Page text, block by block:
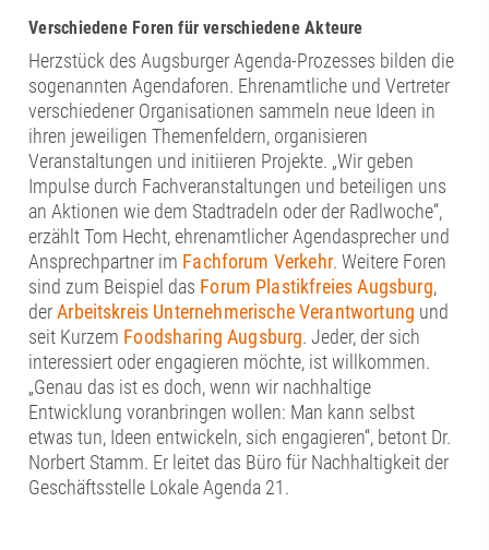
Verschiedene Foren für verschiedene Akteure
Herzstück des Augsburger Agenda-Prozesses bilden die
sogenannten Agendaforen. Ehrenamtliche und Vertreter
verschiedener Organisationen sammeln neue Ideen in
ihren jeweiligen Themenfeldern, organisieren
Veranstaltungen und initiieren Projekte. „Wir geben
Impulse durch Fachveranstaltungen und beteiligen uns
an Aktionen wie dem Stadtradeln oder der Radlwoche“,
erzählt Tom Hecht, ehrenamtlicher Agendasprecher und
Ansprechpartner im Fachforum Verkehr. Weitere Foren
sind zum Beispiel das Forum Plastikfreies Augsburg,
derArbeitskreis Unternehmerische Verantwortung und
seit Kurzem Foodsharing Augsburg. Jeder, der sich
interessiert oder engagieren möchte, ist willkommen.
„Genau das ist es doch, wenn wir nachhaltige
Entwicklung voranbringen wollen: Man kann selbst
etwas tun, Ideen entwickeln, sich engagieren“, betont Dr.
Norbert Stamm. Er leitet das Büro für Nachhaltigkeit der
Geschäftsstelle Lokale Agenda 21.